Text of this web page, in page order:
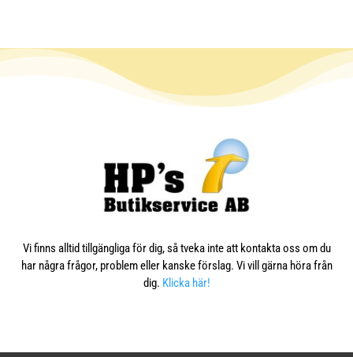
Vi finns alltid tillgängliga för dig, så tveka inte att kontakta oss om du
har några frågor, problem eller kanske förslag. Vi vill gärna höra från
dig. Klicka här!